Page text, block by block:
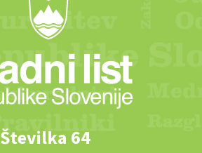
Številka 64